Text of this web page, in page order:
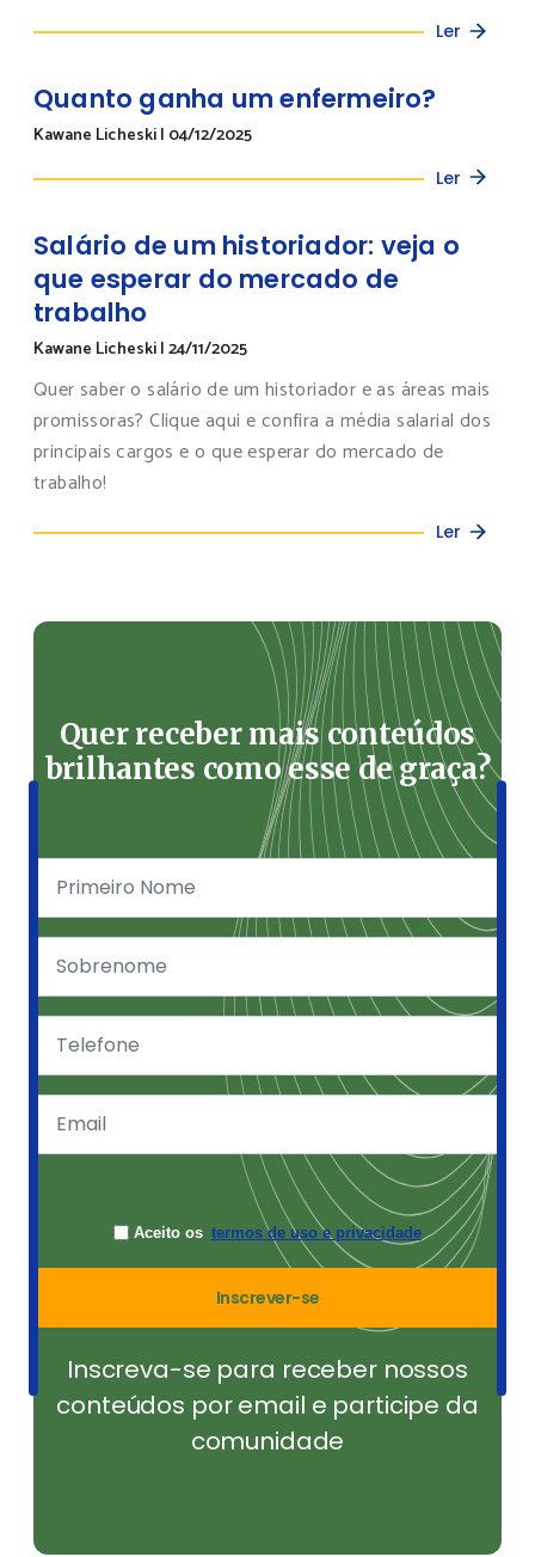
Ler
Quanto ganha um enfermeiro?
Kawane Licheski| 04/12/2025
Ler
Salário de um historiador: veja o
que esperar do mercado de
trabalho
Kawane Licheski|24/11/2025
Quer saber o salário de um historiador e as áreas mais
promissoras? Clique aqui e confira a média salarial dos
principais cargos e o que esperar do mercado de
trabalho!
Ler
Quer receber mais conteúdos
brilhantes como esse de graça?
Aceito os termos de uso e privacidade
Inscrever-se
Inscreva-se para receber nossos
conteúdos por email e participe da
comunidade